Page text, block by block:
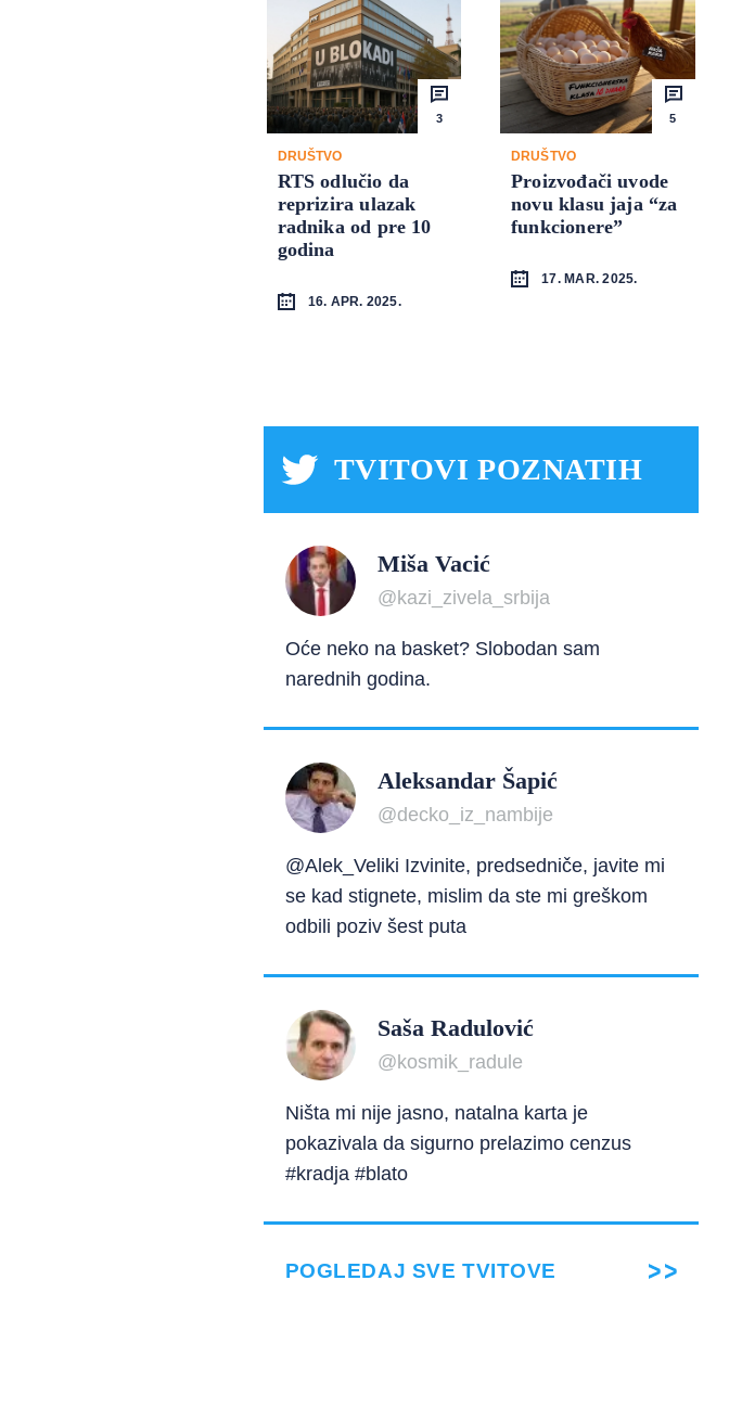
3
DRUŠTVO
RTS odlučio da
reprizira ulazak
radnika od pre 10
godina
16. APR. 2025.
5
DRUŠTVO
Proizvođači uvode
novu klasu jaja “za
funkcionere”
17. MAR. 2025.
TVITOVI POZNATIH
Miša Vacić
@kazi_zivela_srbija
Oće neko na basket? Slobodan sam
narednih godina.
Aleksandar Šapić
@decko_iz_nambije
@Alek_Veliki Izvinite, predsedniče, javite mi
se kad stignete, mislim da ste mi greškom
odbili poziv šest puta
Saša Radulović
@kosmik_radule
Ništa mi nije jasno, natalna karta je
pokazivala da sigurno prelazimo cenzus
#kradja #blato
POGLEDAJ SVE TVITOVE